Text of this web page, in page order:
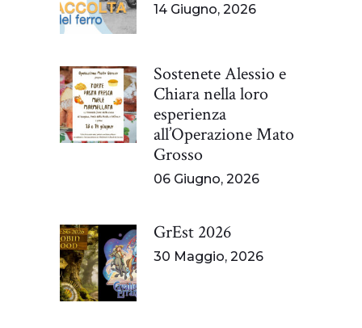
14 Giugno, 2026
Sostenete Alessio e
Chiara nella loro
esperienza
all’Operazione Mato
Grosso
06 Giugno, 2026
GrEst 2026
30 Maggio, 2026